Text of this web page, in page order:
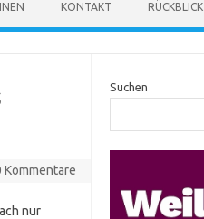
KONTAKT RÜCKBLICK
Kommentare
nur
Suchen